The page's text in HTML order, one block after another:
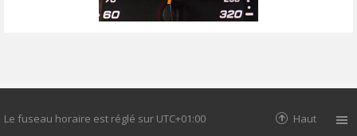
Le fuseau horaire est réglé sur UTC+01:00 Haut